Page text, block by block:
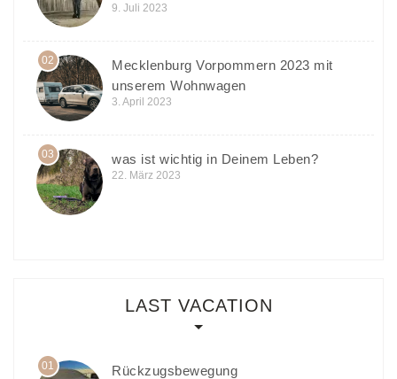
9. Juli 2023
02
Mecklenburg Vorpommern 2023 mit
unserem Wohnwagen
3. April 2023
03 was ist wichtig in Deinem Leben?
22. März 2023
LAST VACATION
01 Rückzugsbewegung